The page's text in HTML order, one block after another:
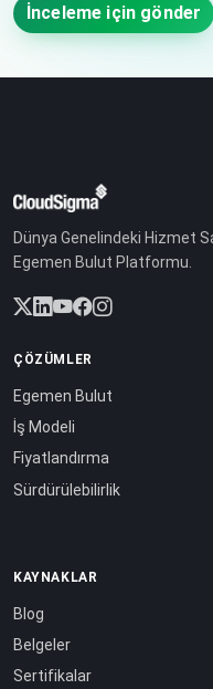
İnceleme için gönder
Dünya Genelindeki Hizmet
Egemen Bulut Platformu.
ÇÖZÜMLER
Egemen Bulut
İş Modeli
Fiyatlandırma
Sürdürülebilirlik
KAYNAKLAR
Blog
Belgeler
Sertifikalar